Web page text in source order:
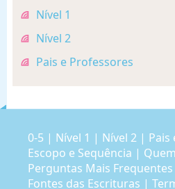
Nível 1
Nível 2
Pais e Professores
0-5 | Nível 1 | Nível 2 | Pais
Escopo e Sequência |
Perguntas Mais Frequentes
Fontes das Escrituras |